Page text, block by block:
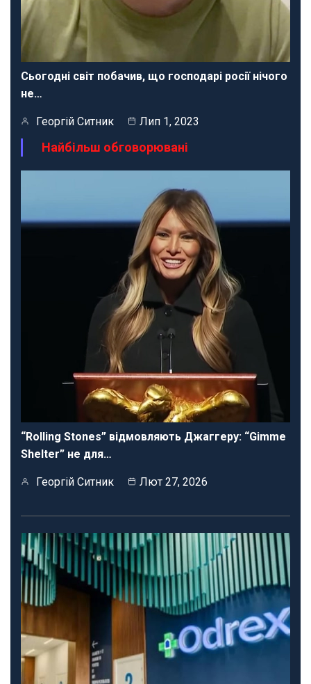
Сьогодні світ побачив, що господарі росії нічого
не…
Георгій Ситник Лип 1, 2023
Найбільш обговорювані
“Rolling Stones” відмовляють Джаггеру: “Gimme
Shelter” не для…
Георгій Ситник Лют 27, 2026